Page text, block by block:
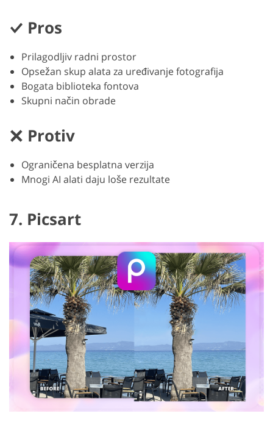
Pros
Prilagodljiv radni prostor
Opsežan skup alata za uređivanje fotografija
Bogata biblioteka fontova
Skupni način obrade
Protiv
Ograničena besplatna verzija
Mnogi AI alati daju loše rezultate
7. Picsart